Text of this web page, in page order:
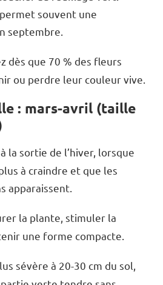
souvent une
septembre.
dès que 70 % des fleurs
ou perdre leur couleur vive.
: mars-avril (taille
à la sortie de l’hiver, lorsque
à craindre et que les
apparaissent.
la plante, stimuler la
une forme compacte.
sévère à 20-30 cm du sol,